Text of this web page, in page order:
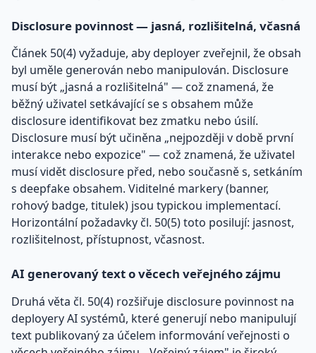
Disclosure povinnost — jasná, rozlišitelná, včasná
Článek 50(4) vyžaduje, aby deployer zveřejnil, že obsah
byl uměle generován nebo manipulován. Disclosure
musí být „jasná a rozlišitelná" — což znamená, že
běžný uživatel setkávající se s obsahem může
disclosure identifikovat bez zmatku nebo úsilí.
Disclosure musí být učiněna „nejpozději v době první
interakce nebo expozice" — což znamená, že uživatel
musí vidět disclosure před, nebo současně s, setkáním
s deepfake obsahem. Viditelné markery (banner,
rohový badge, titulek) jsou typickou implementací.
Horizontální požadavky čl. 50(5) toto posilují: jasnost,
rozlišitelnost, přístupnost, včasnost.
AI generovaný text o věcech veřejného zájmu
Druhá věta čl. 50(4) rozšiřuje disclosure povinnost na
deployery AI systémů, které generují nebo manipulují
text publikovaný za účelem informování veřejnosti o